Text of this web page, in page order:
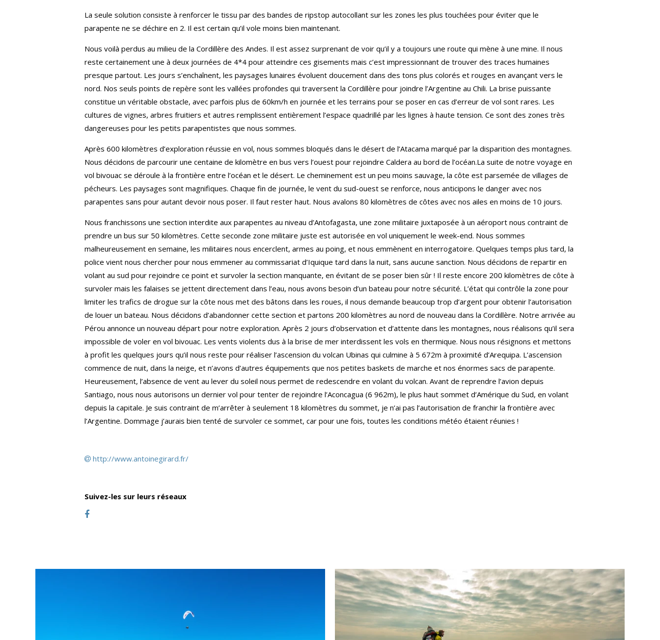
La seule solution consiste à renforcer le tissu par des bandes de ripstop autocollant sur les zones les plus touchées pour éviter que le
parapente ne se déchire en 2. Il est certain qu’il vole moins bien maintenant.
Nous voilà perdus au milieu de la Cordillère des Andes. Il est assez surprenant de voir qu’il y a toujours une route qui mène à une mine. Il nous
reste certainement une à deux journées de 4*4 pour atteindre ces gisements mais c’est impressionnant de trouver des traces humaines
presque partout. Les jours s’enchaînent, les paysages lunaires évoluent doucement dans des tons plus colorés et rouges en avançant vers le
nord. Nos seuls points de repère sont les vallées profondes qui traversent la Cordillère pour joindre l’Argentine au Chili. La brise puissante
constitue un véritable obstacle, avec parfois plus de 60km/h en journée et les terrains pour se poser en cas d’erreur de vol sont rares. Les
cultures de vignes, arbres fruitiers et autres remplissent entièrement l’espace quadrillé par les lignes à haute tension. Ce sont des zones très
dangereuses pour les petits parapentistes que nous sommes.
Après 600 kilomètres d’exploration réussie en vol, nous sommes bloqués dans le désert de l’Atacama marqué par la disparition des montagnes.
Nous décidons de parcourir une centaine de kilomètre en bus vers l’ouest pour rejoindre Caldera au bord de l’océan.La suite de notre voyage en
vol bivouac se déroule à la frontière entre l’océan et le désert. Le cheminement est un peu moins sauvage, la côte est parsemée de villages de
pécheurs. Les paysages sont magnifiques. Chaque fin de journée, le vent du sud-ouest se renforce, nous anticipons le danger avec nos
parapentes sans pour autant devoir nous poser. Il faut rester haut. Nous avalons 80 kilomètres de côtes avec nos ailes en moins de 10 jours.
Nous franchissons une section interdite aux parapentes au niveau d’Antofagasta, une zone militaire juxtaposée à un aéroport nous contraint de
prendre un bus sur 50 kilomètres. Cette seconde zone militaire juste est autorisée en vol uniquement le week-end. Nous sommes
malheureusement en semaine, les militaires nous encerclent, armes au poing, et nous emmènent en interrogatoire. Quelques temps plus tard, la
police vient nous chercher pour nous emmener au commissariat d’Iquique tard dans la nuit, sans aucune sanction. Nous décidons de repartir en
volant au sud pour rejoindre ce point et survoler la section manquante, en évitant de se poser bien sûr ! Il reste encore 200 kilomètres de côte à
survoler mais les falaises se jettent directement dans l’eau, nous avons besoin d’un bateau pour notre sécurité. L’état qui contrôle la zone pour
limiter les trafics de drogue sur la côte nous met des bâtons dans les roues, il nous demande beaucoup trop d’argent pour obtenir l’autorisation
de louer un bateau. Nous décidons d’abandonner cette section et partons 200 kilomètres au nord de nouveau dans la Cordillère. Notre arrivée au
Pérou annonce un nouveau départ pour notre exploration. Après 2 jours d’observation et d’attente dans les montagnes, nous réalisons qu’il sera
impossible de voler en vol bivouac. Les vents violents dus à la brise de mer interdissent les vols en thermique. Nous nous résignons et mettons
à profit les quelques jours qu’il nous reste pour réaliser l’ascension du volcan Ubinas qui culmine à 5 672m à proximité d’Arequipa. L’ascension
commence de nuit, dans la neige, et n’avons d’autres équipements que nos petites baskets de marche et nos énormes sacs de parapente.
Heureusement, l’absence de vent au lever du soleil nous permet de redescendre en volant du volcan. Avant de reprendre l’avion depuis
Santiago, nous nous autorisons un dernier vol pour tenter de rejoindre l’Aconcagua (6 962m), le plus haut sommet d’Amérique du Sud, en volant
depuis la capitale. Je suis contraint de m’arrêter à seulement 18 kilomètres du sommet, je n’ai pas l’autorisation de franchir la frontière avec
l’Argentine. Dommage j’aurais bien tenté de survoler ce sommet, car pour une fois, toutes les conditions météo étaient réunies !
http://www.antoinegirard.fr/
Suivez-les sur leurs réseaux